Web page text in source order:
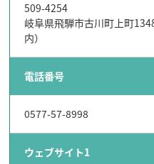
509-4254
岐阜県飛騨市古川町上町
内）
電話番号
0577-57-8998
ウェブサイト1